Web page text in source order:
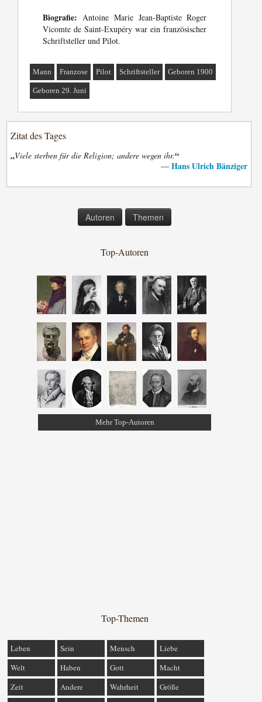
Biografie: Antoine Marie Jean-Baptiste Roger
Vicomte de Saint-Exupéry war ein französischer
Schriftsteller und Pilot.
Mann Franzose Pilot Schriftsteller Geboren 1900
Geboren 29. Juni
Zitat des Tages
„Viele sterben für die Religion; andere wegen ihr.“
— Hans Ulrich Bänziger
Autoren Themen
Top-Autoren
Mehr Top-Autoren
Top-Themen
Leben Sein Mensch
Liebe
Welt
Haben Gott
Macht
Zeit
Andere Wahrheit
Größe